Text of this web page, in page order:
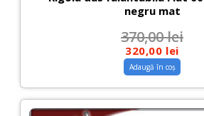
negru mat
370,00lei
320,00 lei
Adaugă în coș